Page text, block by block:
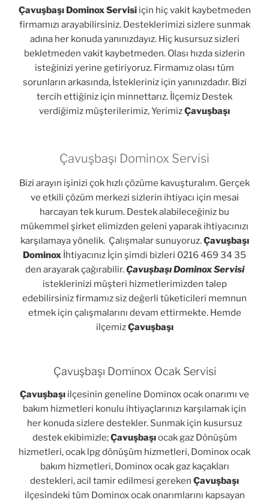
Çavuşbaşı Dominox Servisiiçin hiç vakit kaybetmeden
firmamızı arayabilirsiniz. Desteklerimizi sizlere sunmak
adına her konuda yanınızdayız. Hiç kusursuz sizleri
bekletmeden vakit kaybetmeden. Olası hızda sizlerin
isteğinizi yerine getiriyoruz. Firmamız olası tüm
sorunların arkasında, İstekleriniz için yanınızdadır. Bizi
tercih ettiğiniz için minnettarız. İlçemiz Destek
verdiğimiz müşterilerimiz, YerimizÇavuşbaşı
Çavuşbaşı Dominox Servisi
Bizi arayın işinizi çok hızlı çözüme kavuşturalım. Gerçek
ve etkili çözüm merkezi sizlerin ihtiyacı için mesai
harcayan tek kurum. Destek alabileceğiniz bu
mükemmel şirket elimizden geleni yaparak ihtiyacınızı
karşılamaya yönelik. Çalışmalar sunuyoruz.Çavuşbaşı
Dominox İhtiyacınız İçin şimdi bizleri 0216 469 34 35
den arayarak çağırabilir.Çavuşbaşı Dominox Servisi
isteklerinizi müşteri hizmetlerimizden talep
edebilirsiniz firmamız siz değerli tüketicileri memnun
etmek için çalışmalarını devam ettirmekte. Hemde
ilçemizÇavuşbaşı
Çavuşbaşı Dominox Ocak Servisi
Çavuşbaşı ilçesinin geneline Dominox ocak onarımı ve
bakım hizmetleri konulu ihtiyaçlarınızı karşılamak için
her konuda sizlere destekler. Sunmak için kusursuz
destek ekibimizle;Çavuşbaşıocak gaz Dönüşüm
hizmetleri, ocak lpg dönüşüm hizmetleri, Dominox ocak
bakım hizmetleri, Dominox ocak gaz kaçakları
destekleri, acil tamir edilmesi gereken Çavuşbaşı
ilçesindeki tüm Dominox ocak onarımlarını kapsayan